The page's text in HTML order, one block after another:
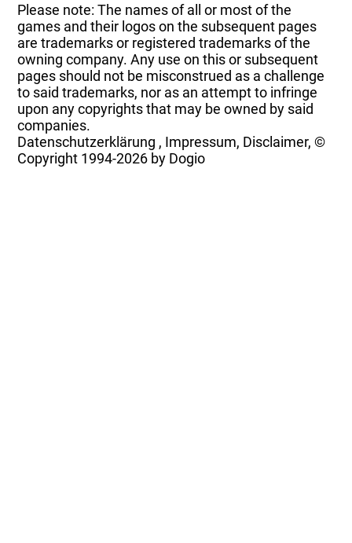
Please note: The names of all or most of the
games and their logos on the subsequent pages
are trademarks or registered trademarks of the
owning company. Any use on this or subsequent
pages should not be misconstrued as a challenge
to said trademarks, nor as an attempt to infringe
upon any copyrights that may be owned by said
companies.
Datenschutzerklärung , Impressum, Disclaimer, ©
Copyright 1994-2026 by Dogio